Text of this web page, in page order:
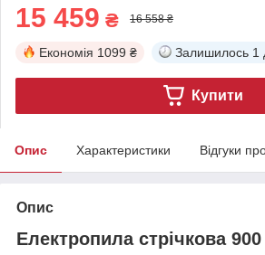
15 459 ₴ 16 558 ₴
Економія 1099 ₴ Залишилось 1
Купити
Опис Характеристики Відгуки
Опис
Електропила стрічкова